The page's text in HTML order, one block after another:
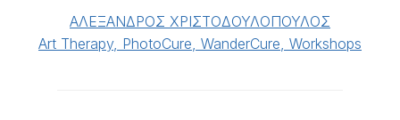
ΑΛΕΞΑΝΔΡΟΣ ΧΡΙΣΤΟΔΟΥΛΟΠΟΥΛΟΣ
Art Therapy, PhotoCure, WanderCure, Workshops